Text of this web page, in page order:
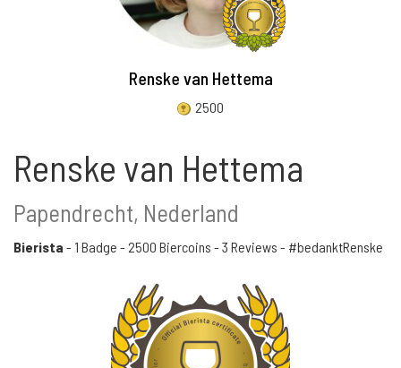
Renske van Hettema
2500
Renske van Hettema
Papendrecht, Nederland
Bierista - 1 Badge - 2500 Biercoins - 3 Reviews - #bedanktRenske